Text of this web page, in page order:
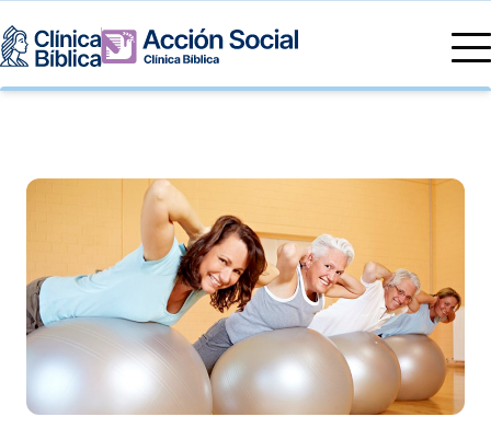
Nuestras especialidades
Centros de Excelencia
Servicios Generales
Servicios 24/7
Servicios Especializados
Otros Servicios
Mi Vida
Información para el Paciente
Sobre nosotros
Investigación, Innovación y Docencia